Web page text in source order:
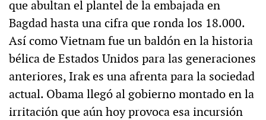
que abultan el plantel de la embajada en
Bagdad hasta una cifra que ronda los 18.000.
Así como Vietnam fue un baldón en la historia
bélica de Estados Unidos para las generaciones
anteriores, Irak es una afrenta para la sociedad
actual. Obama llegó al gobierno montado en la
irritación que aún hoy provoca esa incursión